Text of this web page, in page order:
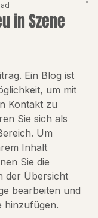
in Szene
Ein Blog ist
um mit
Kontakt zu
Sie sich als
Um
Inhalt
Sie die
der Übersicht
bearbeiten und
hinzufügen.